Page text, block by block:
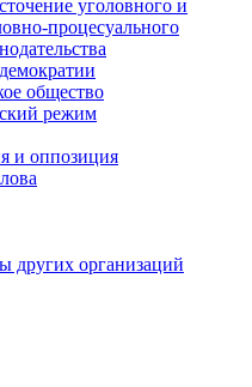
уголовного и
процесуального
общество
режим
и оппозиция
других организаций